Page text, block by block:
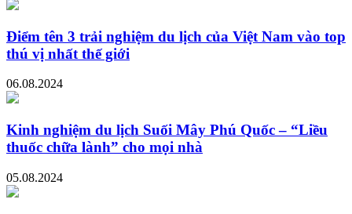
Điểm tên 3 trải nghiệm du lịch của Việt Nam vào top
thú vị nhất thế giới
06.08.2024
Kinh nghiệm du lịch Suối Mây Phú Quốc – “Liều
thuốc chữa lành” cho mọi nhà
05.08.2024